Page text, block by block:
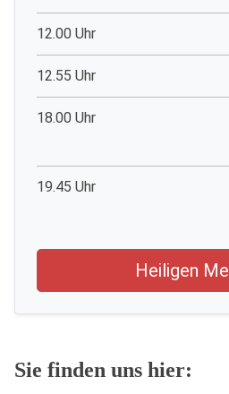
12.00 Uhr
12.55 Uhr
18.00 Uhr
19.45 Uhr
Heiligen
Sie finden uns hier: